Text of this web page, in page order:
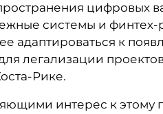
цифровых
системы и
адаптироваться к
легализации
Рике.
интерес к этому